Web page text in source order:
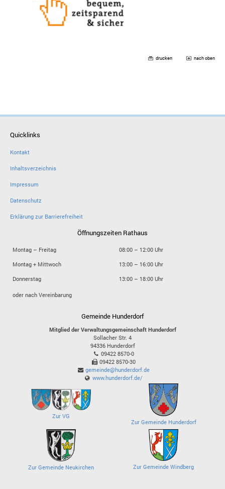
drucken nach oben
Quicklinks
Kontakt
Inhaltsverzeichnis
Impressum
Datenschutz
Erklärung zur Barrierefreiheit
Öffnungszeiten Rathaus
Montag – Freitag
08:00 – 12:00 Uhr
Montag + Mittwoch
13:00 – 16:00 Uhr
Donnerstag
13:00 – 18:00 Uhr
oder nach Vereinbarung
Gemeinde Hunderdorf
Mitglied der Verwaltungsgemeinschaft Hunderdorf
Sollacher Str. 4
94336 Hunderdorf
09422 8570-0
09422 8570-30
gemeinde@hunderdorf.de
www.hunderdorf.de/
Zur VG
Zur Gemeinde Hunderdorf
Zur Gemeinde Neukirchen Zur Gemeinde Windberg